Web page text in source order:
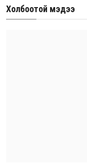
Холбоотой мэдээ